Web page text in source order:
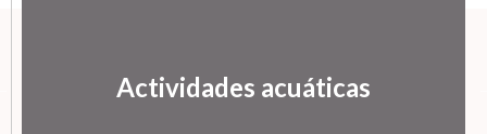
Actividades acuáticas